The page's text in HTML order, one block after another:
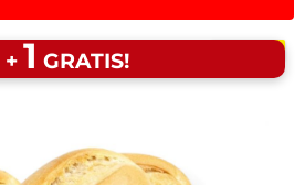
+ 1 GRATIS!